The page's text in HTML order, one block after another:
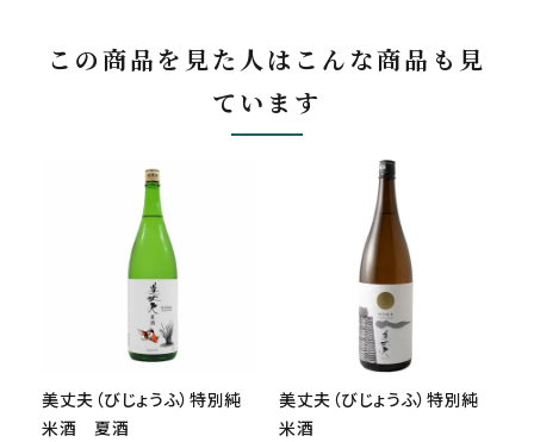
この商品を見た人はこんな商品も見
ています
美丈夫（びじょうふ）特別純
米酒 夏酒
美丈夫（びじょうふ）特別純
米酒